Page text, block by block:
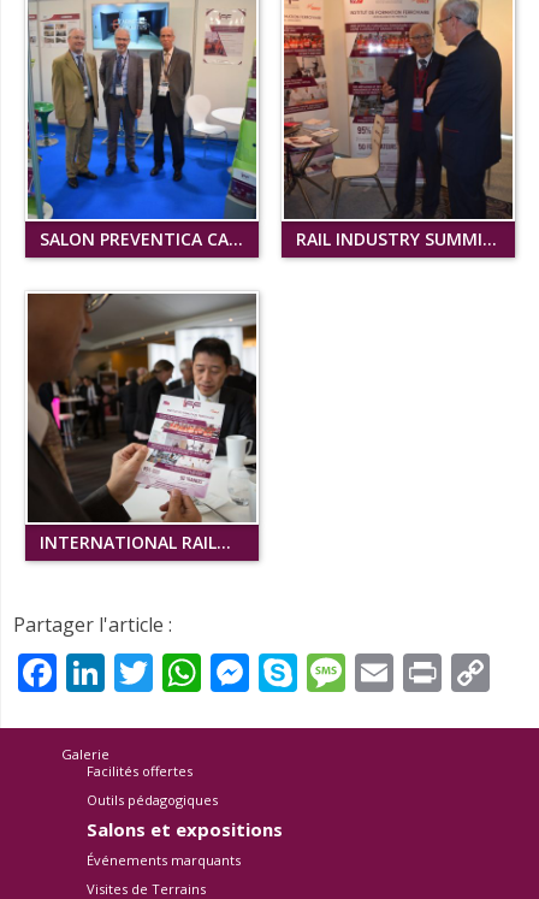
SALON PREVENTICA CASABLANCA 2018 RAIL INDUSTRY SUMMIT CASABLANCA 2017
+
INTERNATIONAL RAILWAY SAFETY COUNCIL SEPTEMBRE 2016
Partager l'article :
Facebook
LinkedIn
Twitter
WhatsApp
Messenger
SkypeMessage
Email
Print
Galerie
Facilités offertes
Outils pédagogiques
Salons et expositions
Événements marquants
Visites de Terrains